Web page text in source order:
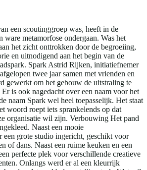
een scoutinggroep was, heeft in de
ware metamorfose ondergaan. Was het
het zicht onttrokken door de begroeiing,
en uitnodigend aan het begin van de
Spark Astrid Rijken, initiatiefnemer
twee jaar samen met vrienden en
gewerkt om het gebouw de uitstraling te
is ook nagedacht over een naam voor het
naam Spark wel heel toepasselijk. Het staat
woord roept iets sprankelends op dat
organisatie wil zijn. Verbouwing Het pand
Naast een mooie
een grote studio ingericht, geschikt voor
of dans. Naast een ruime keuken en een
perfecte plek voor verschillende creatieve
Onlangs werd er al een kleurrijk